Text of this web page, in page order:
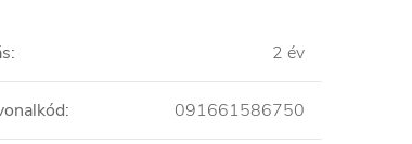
: 2 év
: 091661586750